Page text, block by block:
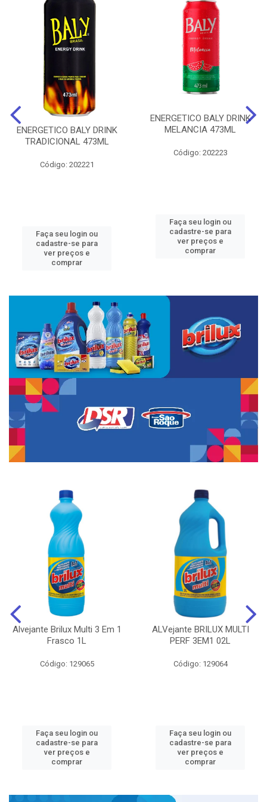
ENERGETICO BALY DRINK
TRADICIONAL 473ML
Código: 202221
Faça seu login ou
cadastre-se para
ver preços e
comprar
ENERGETICO BALY DRINK
MELANCIA 473ML
Código: 202223
Faça seu login ou
cadastre-se para
ver preços e
comprar
Alvejante Brilux Multi 3 Em 1
Frasco 1L
Código: 129065
Faça seu login ou
cadastre-se para
ver preços e
comprar
ALVejante BRILUX MULTI
PERF 3EM1 02L
Código: 129064
Faça seu login ou
cadastre-se para
ver preços e
comprar